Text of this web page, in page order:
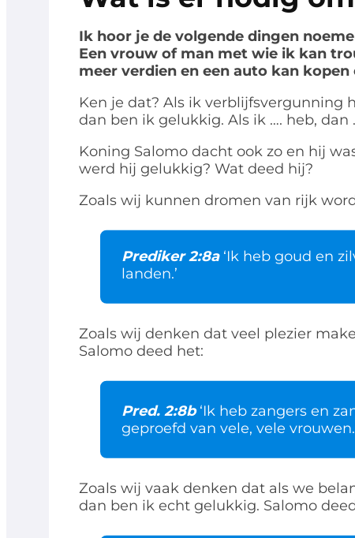
Ik hoor je de volgende dingen
Een vrouw of man met wie ik kan
meer verdien en een auto kan kopen
Ken je dat? Als ik verblijfsvergunning
dan ben ik gelukkig. Als ik …. heb, dan
Koning Salomo dacht ook zo en hij
werd hij gelukkig? Wat deed hij?
Zoals wij kunnen dromen van rijk
Prediker 2:8a‘Ik heb goud en
landen.’
Zoals wij denken dat veel plezier
Salomo deed het:
Pred. 2:8b‘Ik heb zangers en
geproefd van vele, vele
Zoals wij vaak denken dat als we
dan ben ik echt gelukkig. Salomo